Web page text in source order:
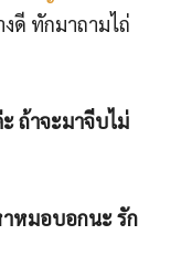
ดี ทักมาถามไถ่
ถ้าจะมาจีบไม่
หมอบอกนะ รัก